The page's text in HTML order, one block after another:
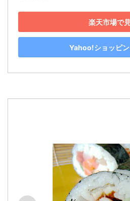
楽天市場で
Yahoo!ショッピ